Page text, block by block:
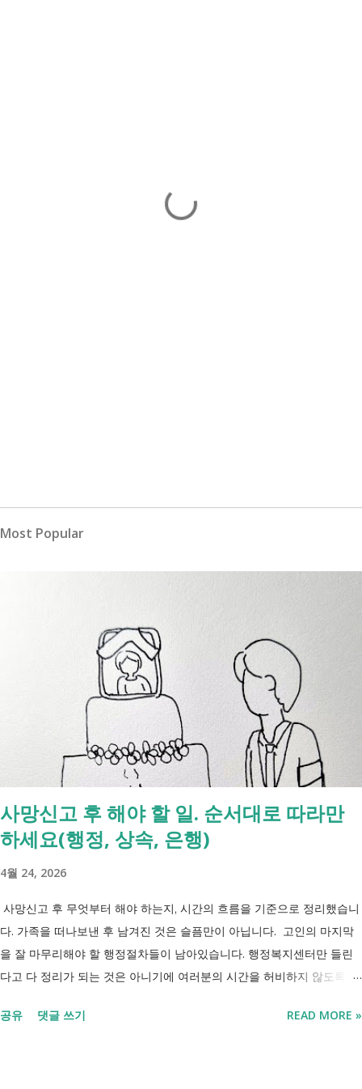
Most Popular
사망신고 후 해야 할 일. 순서대로 따라만
하세요(행정, 상속, 은행)
4월 24, 2026
사망신고 후 무엇부터 해야 하는지, 시간의 흐름을 기준으로 정리했습니
다. 가족을 떠나보낸 후 남겨진 것은 슬픔만이 아닙니다. 고인의 마지막
을 잘 마무리해야 할 행정절차들이 남아있습니다. 행정복지센터만 들린
다고 다 정리가 되는 것은 아니기에 여러분의 시간을 허비하지 않도록 정
처리까지 이 흐름만 따라가시면 됩니다. 장례 후 행정 절차 타임라인 장
공유 댓글 쓰기 READ MORE »